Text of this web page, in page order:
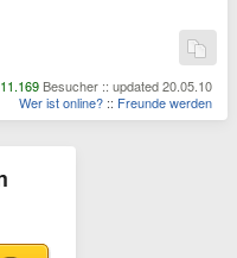
11.169 Besucher :: updated 20.05.10
Wer ist online? :: Freunde werden